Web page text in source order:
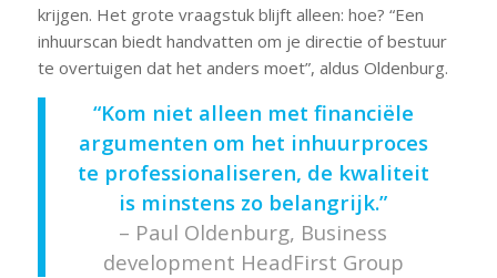
krijgen. Het grote vraagstuk blijft alleen: hoe? “Een
inhuurscan biedt handvatten om je directie of bestuur
te overtuigen dat het anders moet”, aldus Oldenburg.
“Kom niet alleen met financiële
argumenten om het inhuurproces
te professionaliseren, de kwaliteit
is minstens zo belangrijk.”
– Paul Oldenburg, Business
development HeadFirst Group